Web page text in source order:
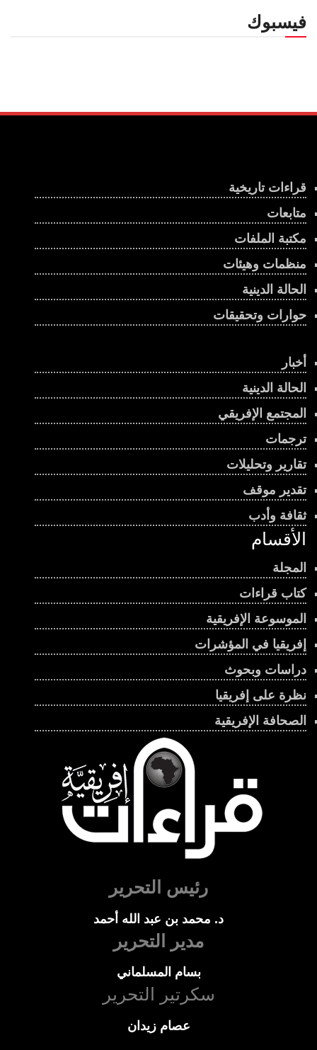
فيسبوك
قراءات تاريخية
متابعات
مكتبة الملفات
منظمات وهيئات
الحالة الدينية
حوارات وتحقيقات
أخبار
الحالة الدينية
المجتمع الإفريقي
ترجمات
تقارير وتحليلات
تقدير موقف
ثقافة وأدب
الأقسام
المجلة
كتاب قراءات
الموسوعة الإفريقية
إفريقيا في المؤشرات
دراسات وبحوث
نظرة على إفريقيا
الصحافة الإفريقية
رئيس التحرير
د. محمد بن عبد الله أحمد
مدير التحرير
بسام المسلماني
سكرتير التحرير
عصام زيدان